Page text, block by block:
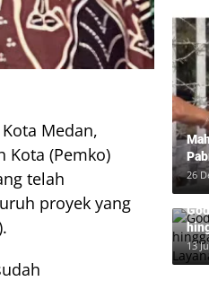
Medan,
Kota (Pemko)
telah
proyek yang
26
13